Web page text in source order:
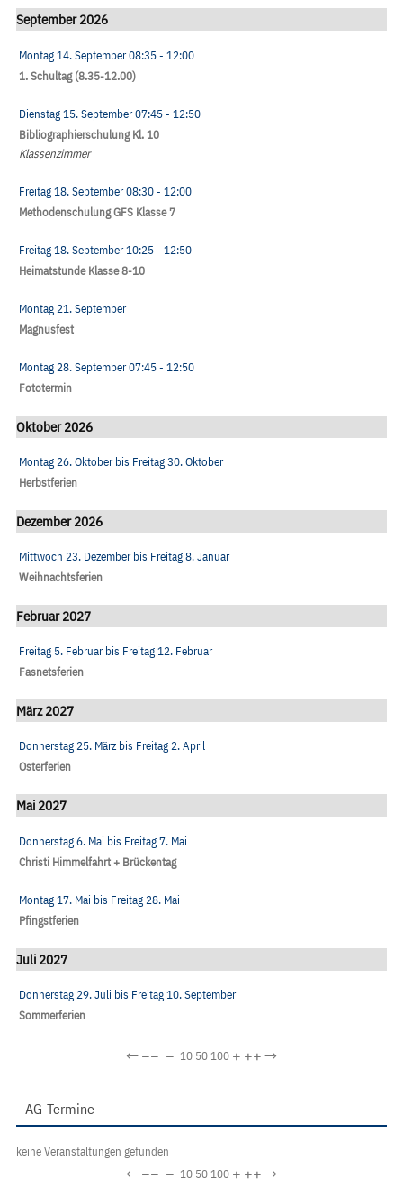
September 2026
Montag 14. September08:35- 12:00
1. Schultag (8.35-12.00)
Dienstag 15. September07:45- 12:50
Bibliographierschulung Kl. 10
Klassenzimmer
Freitag 18. September08:30- 12:00
Methodenschulung GFS Klasse 7
Freitag 18. September10:25- 12:50
Heimatstunde Klasse 8-10
Montag 21. September
Magnusfest
Montag 28. September07:45- 12:50
Fototermin
Oktober 2026
Montag 26. Oktoberbis Freitag 30. Oktober
Herbstferien
Dezember 2026
Mittwoch 23. Dezemberbis Freitag 8. Januar
Weihnachtsferien
Februar 2027
Freitag 5. Februarbis Freitag 12. Februar
Fasnetsferien
März 2027
Donnerstag 25. März bis Freitag 2. April
Osterferien
Mai 2027
Donnerstag 6. Mai bis Freitag 7. Mai
Christi Himmelfahrt + Brückentag
Montag 17. Mai bis Freitag 28. Mai
Pfingstferien
Juli 2027
Donnerstag 29. Juli bis Freitag 10. September
Sommerferien
←−− − 10 50100 + ++→
AG-Termine
keine Veranstaltungen gefunden
←−− − 10 50100 + ++→